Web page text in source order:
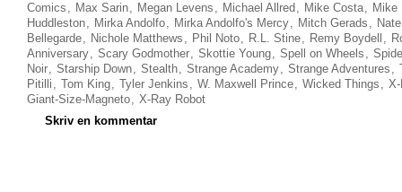
Comics , Max Sarin, Megan Levens , Michael Allred , Mike Costa, Mike
Huddleston, Mirka Andolfo, Mirka Andolfo's Mercy, Mitch Gerads , Nate
Bellegarde, Nichole Matthews , Phil Noto, R.L. Stine, Remy Boydell ,
Anniversary, Scary Godmother, Skottie Young, Spell on Wheels ,
Noir, Starship Down, Stealth, Strange Academy, Strange Adventures ,
Pitilli , Tom King, Tyler Jenkins , W. Maxwell Prince, Wicked Things ,
Giant-Size-Magneto, X-Ray Robot
Skriv en kommentar